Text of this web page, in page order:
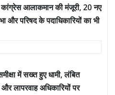
कांग्रेस आलाकमान की मंजूरी, 20 नए
और परिषद के पदाधिकारियों का भी
में सख्त हुए धामी, लंबित
लापरवाह अधिकारियों पर